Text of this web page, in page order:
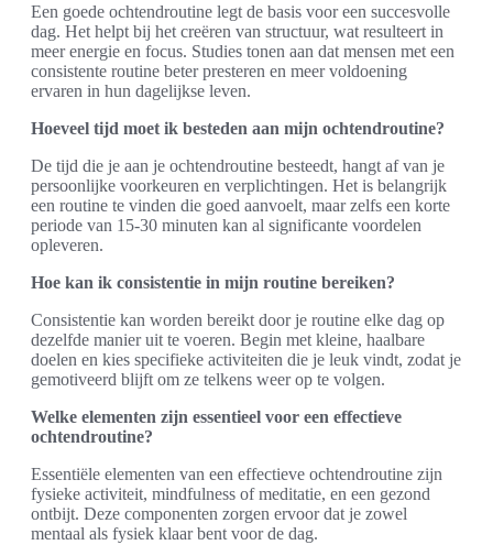
Een goede ochtendroutine legt de basis voor een succesvolle
dag. Het helpt bij het creëren van structuur, wat resulteert in
meer energie en focus. Studies tonen aan dat mensen met een
consistente routine beter presteren en meer voldoening
ervaren in hun dagelijkse leven.
Hoeveel tijd moet ik besteden aan mijn ochtendroutine?
De tijd die je aan je ochtendroutine besteedt, hangt af van je
persoonlijke voorkeuren en verplichtingen. Het is belangrijk
een routine te vinden die goed aanvoelt, maar zelfs een korte
periode van 15-30 minuten kan al significante voordelen
opleveren.
Hoe kan ik consistentie in mijn routine bereiken?
Consistentie kan worden bereikt door je routine elke dag op
dezelfde manier uit te voeren. Begin met kleine, haalbare
doelen en kies specifieke activiteiten die je leuk vindt, zodat je
gemotiveerd blijft om ze telkens weer op te volgen.
Welke elementen zijn essentieel voor een effectieve
ochtendroutine?
Essentiële elementen van een effectieve ochtendroutine zijn
fysieke activiteit, mindfulness of meditatie, en een gezond
ontbijt. Deze componenten zorgen ervoor dat je zowel
mentaal als fysiek klaar bent voor de dag.